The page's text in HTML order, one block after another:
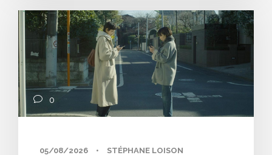
0
05/08/2026 • STÉPHANE LOISON